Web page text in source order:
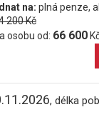
na: plná penze,
200 Kč
osobu od: 66 600
, délka